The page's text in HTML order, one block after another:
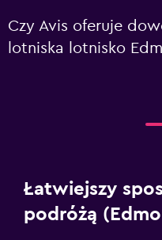
Czy Avis oferuje
lotniska lotnisko
Łatwiejszy
podróżą